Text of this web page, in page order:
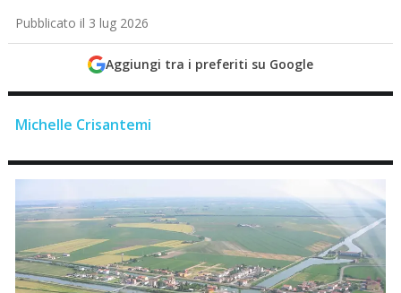
Pubblicato il 3 lug 2026
Aggiungi tra i preferiti su Google
Michelle Crisantemi